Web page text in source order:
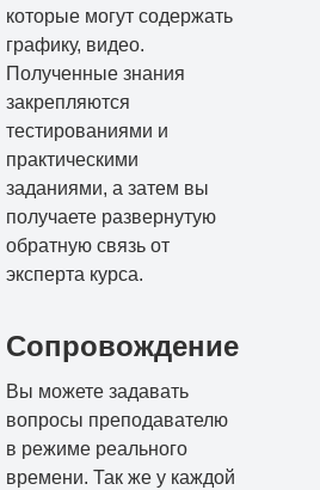
которые могут содержать
графику, видео.
Полученные знания
закрепляются
тестированиями и
практическими
заданиями, а затем вы
получаете развернутую
обратную связь от
эксперта курса.
Сопровождение
Вы можете задавать
вопросы преподавателю
в режиме реального
времени. Так же у каждой